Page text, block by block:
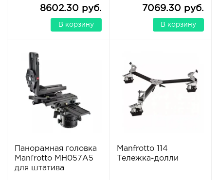
8602.30 руб.
В корзину
7069.30 руб.
В корзину
Панорамная головка
Manfrotto MH057A5
для штатива
Manfrotto 114
Тележка-долли